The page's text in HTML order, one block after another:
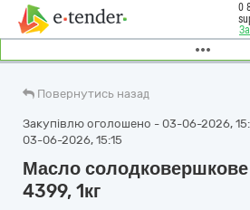
0
Повернутись назад
Закупівлю оголошено - 03-06-2026,
03-06-2026, 15:15
Масло
4399, 1кг